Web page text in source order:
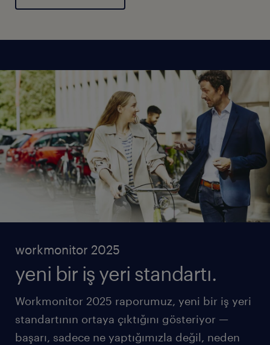
workmonitor 2025
yeni bir iş yeri standartı.
Workmonitor 2025 raporumuz, yeni bir iş yeri
standartının ortaya çıktığını gösteriyor —
başarı, sadece ne yaptığımızla değil, neden